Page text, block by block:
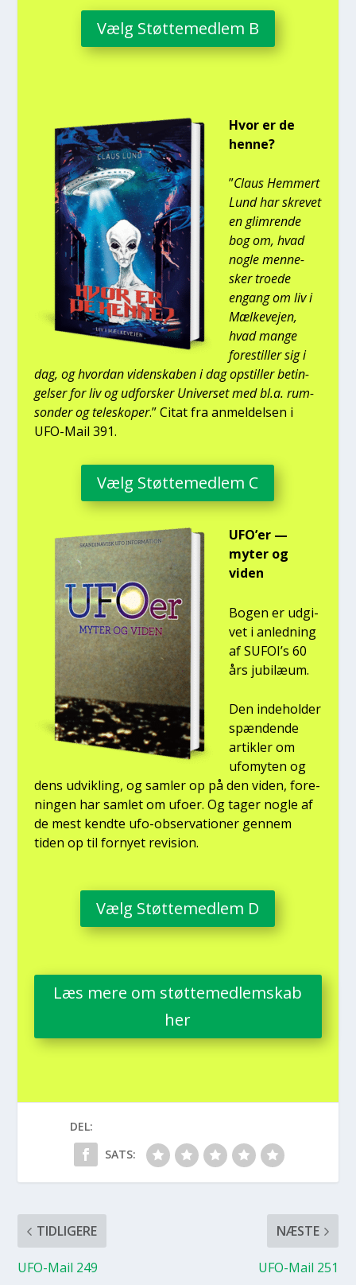
Vælg Støt­te­med­lem B
Hvor er de
hen­ne?
”Claus Hem­mert
Lund har skre­vet
en glim­ren­de
bog om, hvad
nog­le men­ne­
sker tro­e­de
engang om liv i
Mæl­ke­vej­en,
hvad man­ge
fore­stil­ler sig i
dag, og hvor­dan viden­ska­ben i dag opstil­ler betin­
gel­ser for liv og udfor­sker Uni­ver­set med bl.a. rum­
son­der og telesko­per.” Citat fra anmel­del­sen i
UFO-Mail 391.
Vælg Støt­te­med­lem C
UFO’er —
myter og
viden
Bogen er udgi­
vet i anled­ning
af SUFOI’s 60
års jubilæum.
Den inde­hol­der
spæn­den­de
artik­ler om
ufo­myten og
dens udvik­ling, og sam­ler op på den viden, for­e­
nin­gen har sam­let om ufo­er. Og tager nog­le af
de mest kend­te ufo-obser­va­tio­ner gen­nem
tiden op til for­ny­et revi­sion.
Vælg Støt­te­med­lem D
Læs mere om støt­te­med­lem­skab
her
DEL:
SATS:
TIDLIGERE
UFO-Mail 249
NÆSTE
UFO-Mail 251